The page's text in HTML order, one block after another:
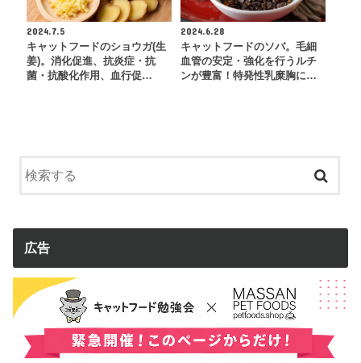
2024.7.5
キャットフードのショウガ(生
姜)。消化促進、抗炎症・抗
菌・抗酸化作用、血行促…
2024.6.28
キャットフードのソバ。毛細
血管の安定・強化を行うルチ
ンが豊富！特発性乳糜胸に…
広告